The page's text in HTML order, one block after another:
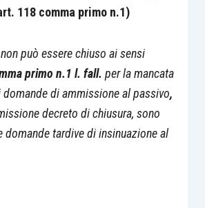
118 comma primo n.1)
può essere chiuso ai sensi
primo n.1 l. fall. per la mancata
di ammissione al passivo,
decreto di chiusura, sono
domande tardive di insinuazione al